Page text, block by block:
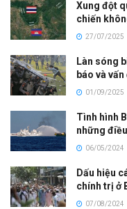
Xung đột
chiến
27/07/2025
Làn sóng
báo và
01/09/2025
Tình hình
những
06/05/2024
Dấu hiệu
chính trị ở
07/08/2024